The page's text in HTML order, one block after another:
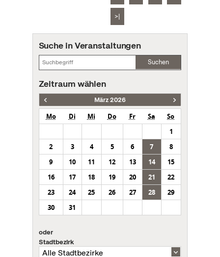
>|
Suche in Veranstaltungen
Suchen
Zeitraum wählen
März 2026
Mo Di Mi Do Fr Sa
So
1
2
3 4 5 6 7
8
9
10 11 12 13 14
15
16
17 18 19 20 21
22
23
24 25 26 27 28
29
30
31
oder
Stadtbezirk